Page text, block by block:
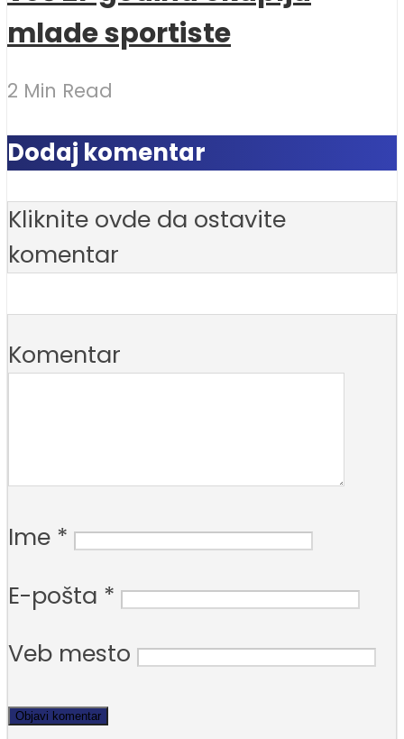
mlade sportiste
2 Min Read
Dodaj komentar
Kliknite ovde da ostavite
komentar
Komentar
Ime *
E-pošta *
Veb mesto